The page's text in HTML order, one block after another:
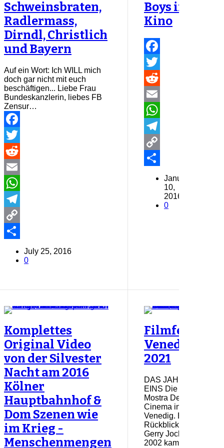
Schweinsbraten,
Radlermass,
Dirndl, Christlich
und Bayern
Auf ein Wort: Ich WILL mich
doch gar nicht mit euch
beschäftigen... Liebe Frau
Bundeskanzlerin, liebes FB
Zensur…
Facebook
Twitter
Reddit
Email
WhatsApp
Telegram
Copy
July 25, 2016
0
Boys im
Kino
Facebook
Twitter
Reddit
Email
WhatsApp
Telegram
Copy
January
10,
2016
0
Komplettes
Original Video
von der Silvester
Nacht am 2016
Kölner
Hauptbahnhof &
Dom Szenen wie
im Krieg -
Menschenmengen
Filmfest
Venedig
2021
DAS JAHR
EINS Die
Mostra Del
Cinema in
Venedig. Ein
Rückblick von
Gerry Jochum
2002 kam die